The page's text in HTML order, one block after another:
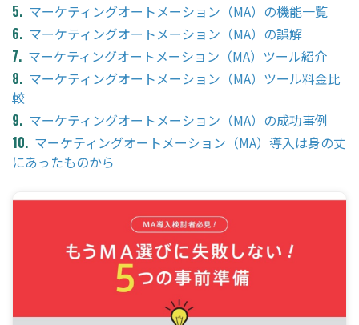
マーケティングオートメーション（MA）の機能一覧
マーケティングオートメーション（MA）の誤解
マーケティングオートメーション（MA）ツール紹介
マーケティングオートメーション（MA）ツール料金比
較
マーケティングオートメーション（MA）の成功事例
マーケティングオートメーション（MA）導入は身の丈
にあったものから